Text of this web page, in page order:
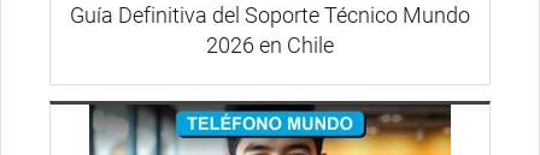
Guía Definitiva del Soporte Técnico Mundo
2026 en Chile